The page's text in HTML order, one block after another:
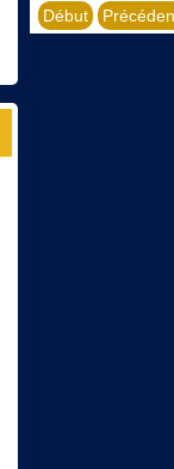
Début